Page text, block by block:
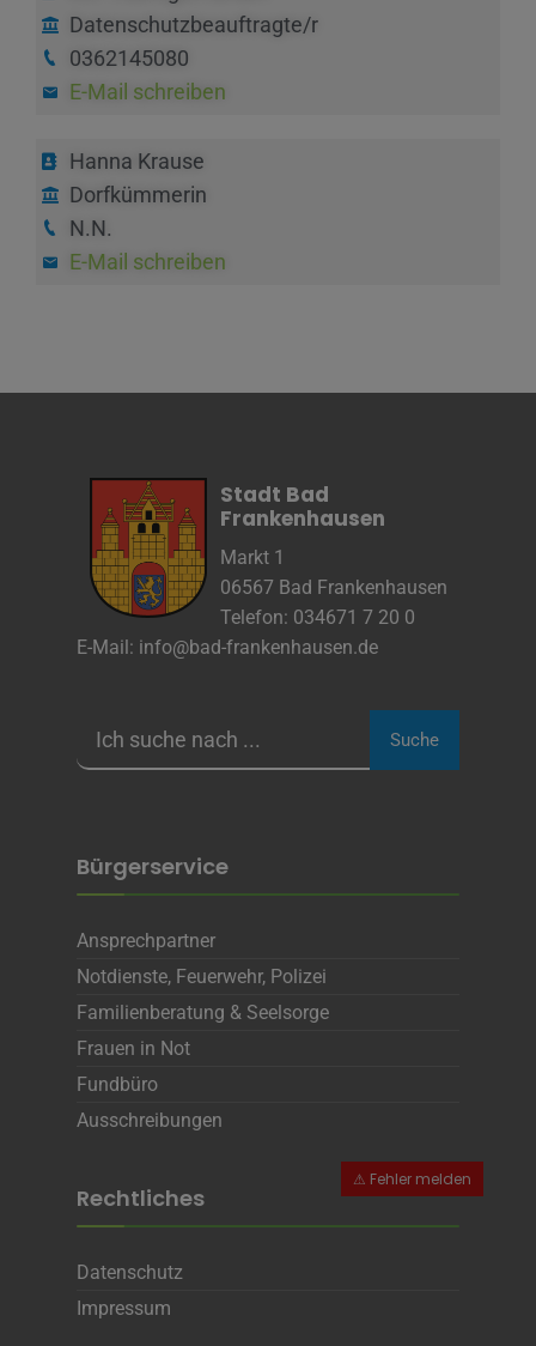
Datenschutzbeauftragte/r
0362145080
E-Mail schreiben
Hanna Krause
Dorfkümmerin
N.N.
E-Mail schreiben
Stadt Bad
Frankenhausen
Markt 1
06567 Bad Frankenhausen
Telefon: 034671 7 20 0
E-Mail: info@bad-frankenhausen.de
Suche
Bürgerservice
Ansprechpartner
Notdienste, Feuerwehr, Polizei
Familienberatung & Seelsorge
Frauen in Not
Fundbüro
Ausschreibungen
Rechtliches
Datenschutz
Impressum